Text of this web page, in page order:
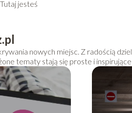
Tutaj jesteś
nowych miejsc. Z radością
tematy stają się proste i